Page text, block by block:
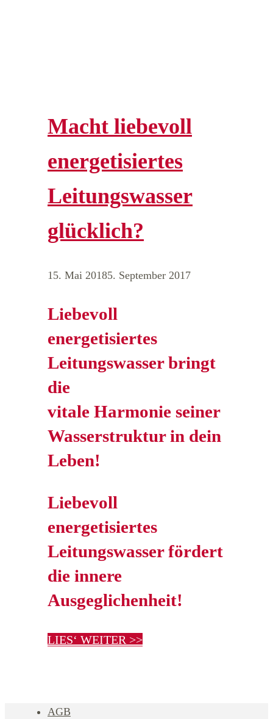
Macht liebevoll
energetisiertes
Leitungswasser
glücklich?
15. Mai 20185. September 2017
Liebevoll
energetisiertes
Leitungswasser bringt
die
vitale Harmonie seiner
Wasserstruktur in dein
Leben!
Liebevoll
energetisiertes
Leitungswasser fördert
die innere
Ausgeglichenheit!
LIES‘ WEITER >>
AGB